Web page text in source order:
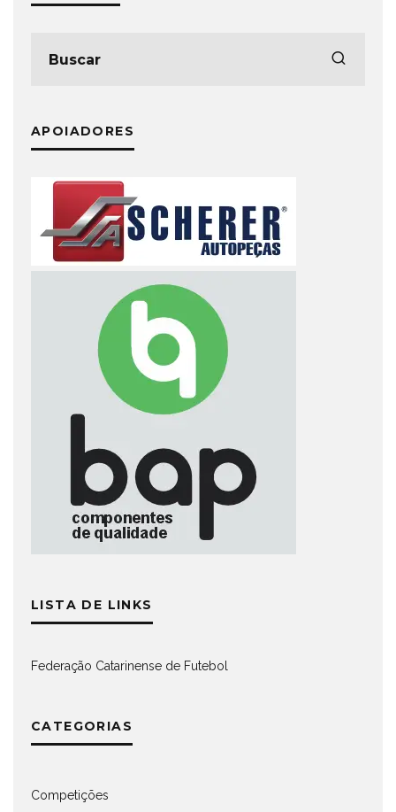
APOIADORES
LISTA DE LINKS
Federação Catarinense de Futebol
CATEGORIAS
Competições